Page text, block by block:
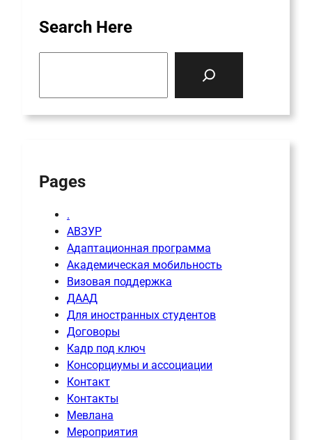
Search Here
Pages
.
АВЗУР
Адаптационная программа
Академическая мобильность
Визовая поддержка
ДААД
Для иностранных студентов
Договоры
Кадр под ключ
Консорциумы и ассоциации
Контакт
Контакты
Мевлана
Мероприятия